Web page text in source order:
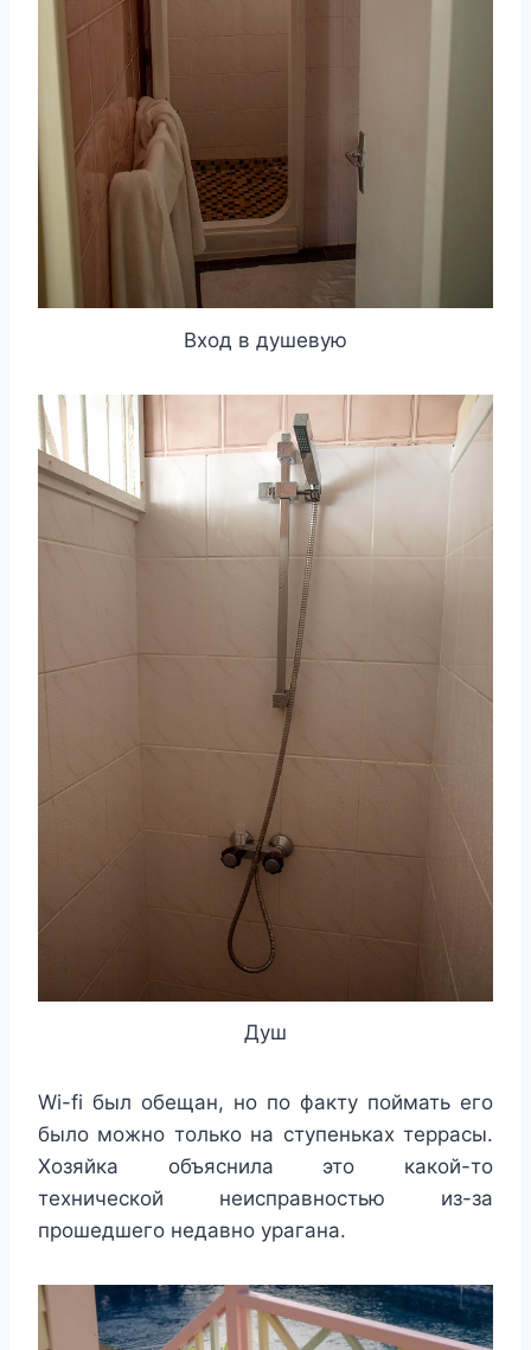
Вход в душевую
Душ
Wi-fi был обещан, но по факту поймать его
было можно только на ступеньках террасы.
Хозяйка объяснила это какой-то
технической неисправностью из-за
прошедшего недавно урагана.